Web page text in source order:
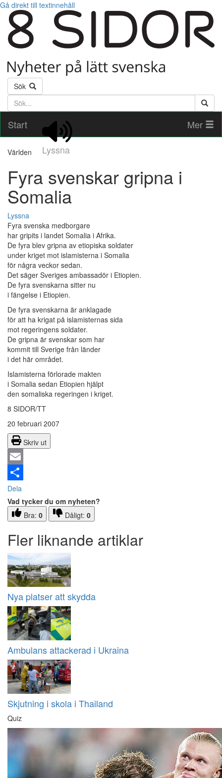
Gå direkt till textinnehåll
Sök
Söktext
Start
Lyssna
Mer
Världen
Fyra svenskar gripna i
Somalia
Lyssna
Fyra svenska medborgare
har gripits i landet Somalia i Afrika.
De fyra blev gripna av etiopiska soldater
under kriget mot islamisterna i Somalia
för några veckor sedan.
Det säger Sveriges ambassadör i Etiopien.
De fyra svenskarna sitter nu
i fängelse i Etiopien.
De fyra svenskarna är anklagade
för att ha krigat på islamisternas sida
mot regeringens soldater.
De gripna är svenskar som har
kommit till Sverige från länder
i det här området.
Islamisterna förlorade makten
i Somalia sedan Etiopien hjälpt
den somaliska regeringen i kriget.
8 SIDOR/TT
20 februari 2007
Skriv ut
Email
Dela
Vad tycker du om nyheten?
Bra: 0 Dåligt: 0
Fler liknande artiklar
Nya platser att skydda
Ambulans attackerad i Ukraina
Skjutning i skola i Thailand
Quiz